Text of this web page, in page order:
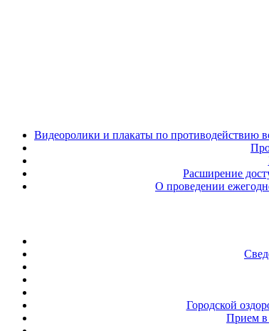
Видеоролики и плакаты по противодействию
Расширение
О проведении
Городской
Прием в